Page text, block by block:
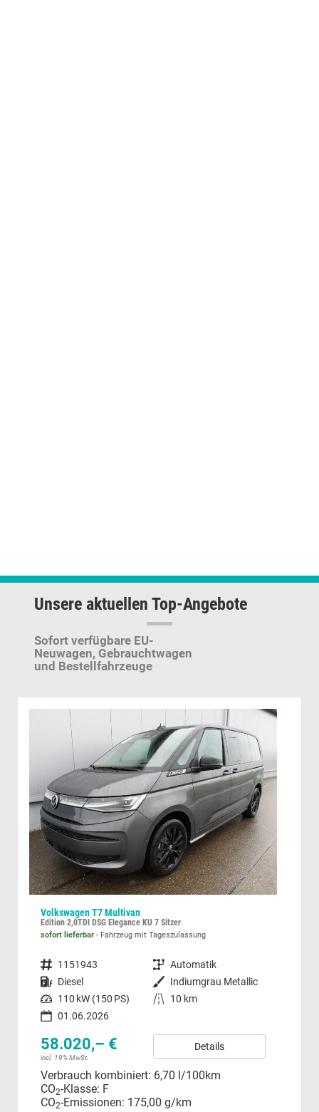
Unsere aktuellen Top-Angebote
Sofort verfügbare EU-
Neuwagen, Gebrauchtwagen
und Bestellfahrzeuge
Volkswagen T7 Multivan
Edition 2,0TDI DSG Elegance KÜ 7 Sitzer
sofort lieferbar Fahrzeug mit Tageszulassung
Fahrzeugnummer 1151943 Getriebe Automatik
Kraftstoff Diesel Außenfarbe Indiumgrau Metallic
Leistung 110 kW (150 PS) Kilometerstand
10 km
01.06.2026
58.020,– €
incl. 19% MwSt.
Details
Verbrauch kombiniert: 6,70 l/100km
CO2-Klasse: F
CO2-Emissionen: 175,00 g/km